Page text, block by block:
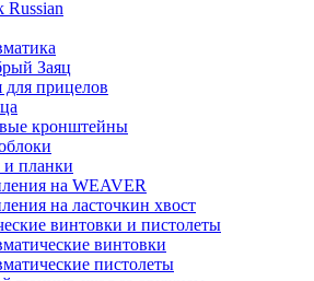
Russian
Заяц
для прицелов
кронштейны
и планки
на WEAVER
на ласточкин хвост
винтовки и пистолеты
винтовки
пистолеты